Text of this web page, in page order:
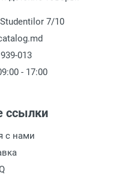
в Этом...
старая
неоспоримые
кофемолки, а
фактов.
7/10
013
- 17:00
ссылки
с нами